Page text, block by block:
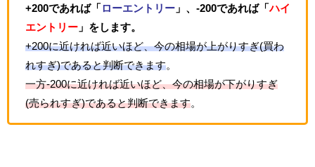
+200であれば「 ローエントリー」、-200であれば「ハイ
エントリー」をします。
+200に近ければ近いほど、今の相場が上がりすぎ(買わ
れすぎ)であると判断できます。
一方-200に近ければ近いほど、今の相場が下がりすぎ
(売られすぎ)であると判断できます。